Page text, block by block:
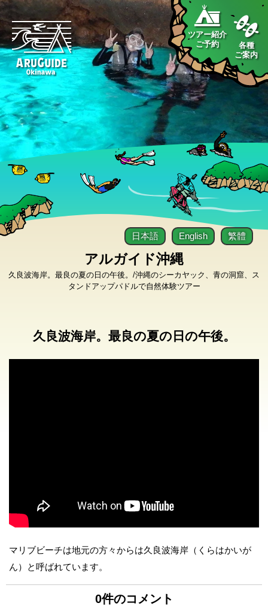
ツアー紹介
ご予約
各種
ご案内
アルガイド沖縄
久良波海岸。最良の夏の日の午後。/沖縄のシーカヤック、青の洞窟、ス
タンドアップパドルで自然体験ツアー
日本語 English 繁體
久良波海岸。最良の夏の日の午後。
マリブビーチは地元の方々からは久良波海岸（くらはかいが
ん）と呼ばれています。
0件のコメント